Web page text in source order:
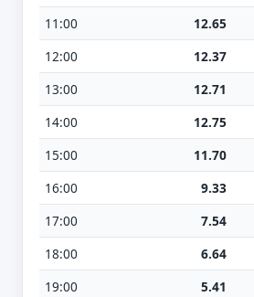
11:00
12.65
12:00
12.37
13:00
12.71
14:00
12.75
15:00
11.70
16:00
9.33
17:00
7.54
18:00
6.64
19:00
5.41